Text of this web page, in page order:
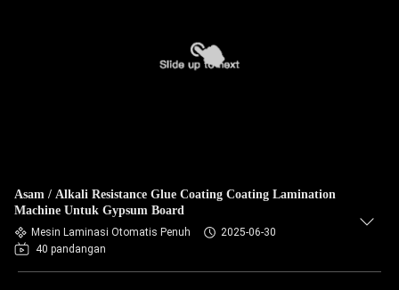
Asam / Alkali Resistance Glue Coating Coating Lamination
Machine Untuk Gypsum Board
Mesin Laminasi Otomatis Penuh
2025-06-30
40 pandangan